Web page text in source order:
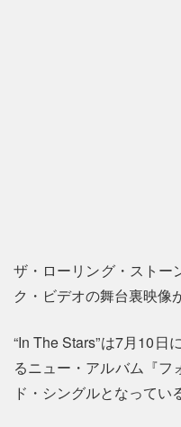
ザ・ローリング・ストー
ク・ビデオの舞台裏映像
“In The Stars”は7月10日
るニュー・アルバム『フ
ド・シングルとなってい